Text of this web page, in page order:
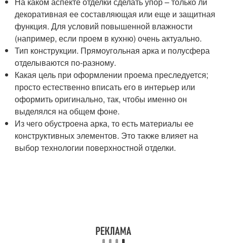
декоративная ее составляющая или еще и защитная
функция. Для условий повышенной влажности
(например, если проем в кухню) очень актуально.
Тип конструкции. Прямоугольная арка и полусфера
отделываются по-разному.
Какая цель при оформлении проема преследуется;
просто естественно вписать его в интерьер или
оформить оригинально, так, чтобы именно он
выделялся на общем фоне.
Из чего обустроена арка, то есть материалы ее
конструктивных элементов. Это также влияет на
выбор технологии поверхностной отделки.